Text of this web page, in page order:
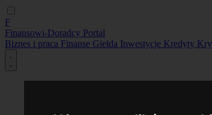
F
Finansowi-Doradcy Portal
Biznes i praca Finanse Giełda Inwestycje Kredyty